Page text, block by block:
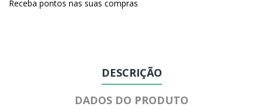
Receba pontos nas suas compras
DESCRIÇÃO
DADOS DO PRODUTO